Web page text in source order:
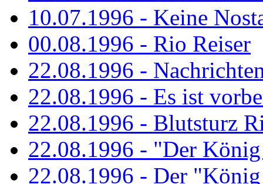
10.07.1996 - Keine
00.08.1996 - Rio Reiser
22.08.1996 -
22.08.1996 - Es ist
22.08.1996 - Blutsturz
22.08.1996 - "Der
22.08.1996 - Der